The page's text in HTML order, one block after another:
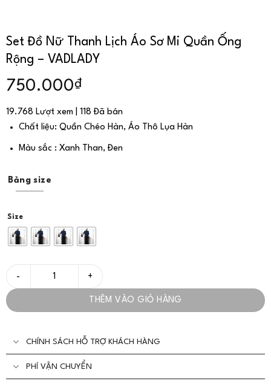
Set Đồ Nữ Thanh Lịch Áo Sơ Mi Quần Ống
Rộng – VADLADY
750.000₫
19.768 Lượt xem | 118 Đã bán
Chất liệu: Quần Chéo Hàn, Áo Thô Lụa Hàn
Màu sắc : Xanh Than, Đen
Bảng size
Size
Set Đồ Nữ Thanh Lịch Áo Sơ Mi Quần Ống Rộng - VADLADY số
THÊM VÀO GIỎ HÀNG
CHÍNH SÁCH HỖ TRỢ KHÁCH HÀNG
PHÍ VẬN CHUYỂN